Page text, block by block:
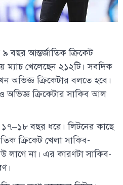
বছর আন্তর্জাতিক ক্রিকেট
ম্যাচ খেলেছেন ২১২টি। সবদিক
অভিজ্ঞ ক্রিকেটার বলতে হবে।
অভিজ্ঞ ক্রিকেটার সাকিব আল
বছর ধরে। লিটনের কাছে
ক্রিকেট খেলা সাকিব-
লাগে না। এর কারণটা সাকিব-